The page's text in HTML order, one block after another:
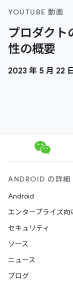
YOUTUBE 動画
プロダクト
性の概要
2023 年 5 月 22 日
ANDROID の詳細
Android
エンタープライズ
セキュリティ
ソース
ニュース
ブログ